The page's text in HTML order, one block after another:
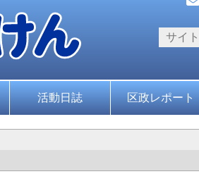
活動日誌 区政レポート